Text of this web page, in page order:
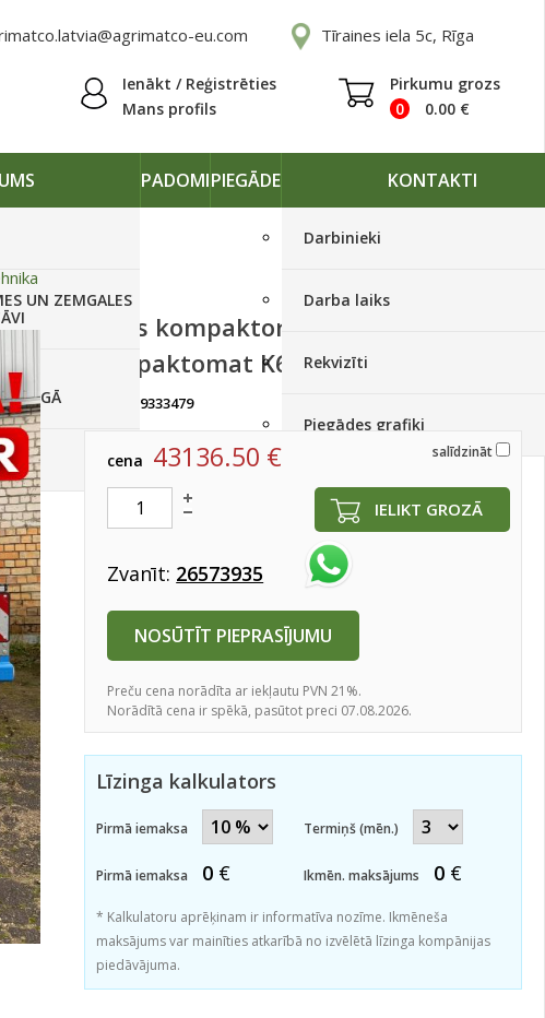
eu.com Tīraines iela 5c, Rīga
Ienākt / Reģistrēties
Mans profils
Pirkumu grozs
0
0.00 €
UN ZEMGALES
RĪGĀ
PADOMIPIEGĀDE KONTAKTI
Darbinieki
Darba laiks
Rekvizīti
Piegādes grafiki
Jauns kompaktors Farmet
Kompaktomat K600PS
9333479
salīdzināt
cena 43136.50 €
IELIKT GROZĀ
Zvanīt: 26573935
NOSŪTĪT PIEPRASĪJUMU
Preču cena norādīta ar iekļautu PVN 21%.
Norādītā cena ir spēkā, pasūtot preci 07.08.2026.
Līzinga kalkulators
Pirmā iemaksa Termiņš (mēn.)
Pirmā iemaksa 0 € Ikmēn. maksājums 0€
* Kalkulatoru aprēķinam ir informatīva nozīme. Ikmēneša
maksājums var mainīties atkarībā no izvēlētā līzinga kompānijas
piedāvājuma.